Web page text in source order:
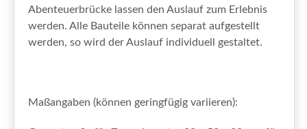
Abenteuerbrücke lassen den Auslauf zum Erlebnis
werden. Alle Bauteile können separat aufgestellt
werden, so wird der Auslauf individuell gestaltet.
Maßangaben (können geringfügig variieren):